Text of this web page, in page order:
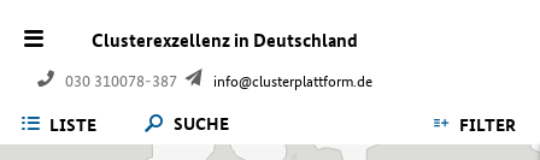
Clusterexzellenz in Deutschland
030 310078-387 info@clusterplattform.de
LISTE SUCHE FILTER